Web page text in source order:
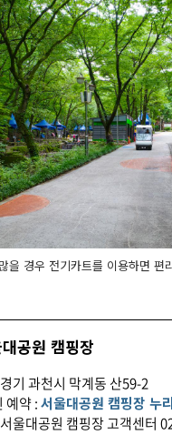
을 경우 전기카트를 이용하면
공원 캠핑장
기 과천시 막계동 산59-2
약 :서울대공원 캠핑장 누
울대공원 캠핑장 고객센터